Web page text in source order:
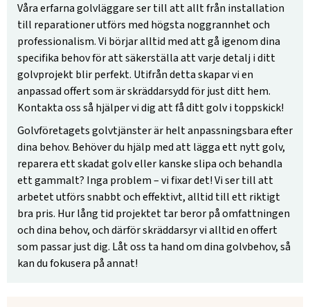
Våra erfarna golvläggare ser till att allt från installation
till reparationer utförs med högsta noggrannhet och
professionalism. Vi börjar alltid med att gå igenom dina
specifika behov för att säkerställa att varje detalj i ditt
golvprojekt blir perfekt. Utifrån detta skapar vi en
anpassad offert som är skräddarsydd för just ditt hem.
Kontakta oss så hjälper vi dig att få ditt golv i toppskick!
Golvföretagets golvtjänster är helt anpassningsbara efter
dina behov. Behöver du hjälp med att lägga ett nytt golv,
reparera ett skadat golv eller kanske slipa och behandla
ett gammalt? Inga problem – vi fixar det! Vi ser till att
arbetet utförs snabbt och effektivt, alltid till ett riktigt
bra pris. Hur lång tid projektet tar beror på omfattningen
och dina behov, och därför skräddarsyr vi alltid en offert
som passar just dig. Låt oss ta hand om dina golvbehov, så
kan du fokusera på annat!